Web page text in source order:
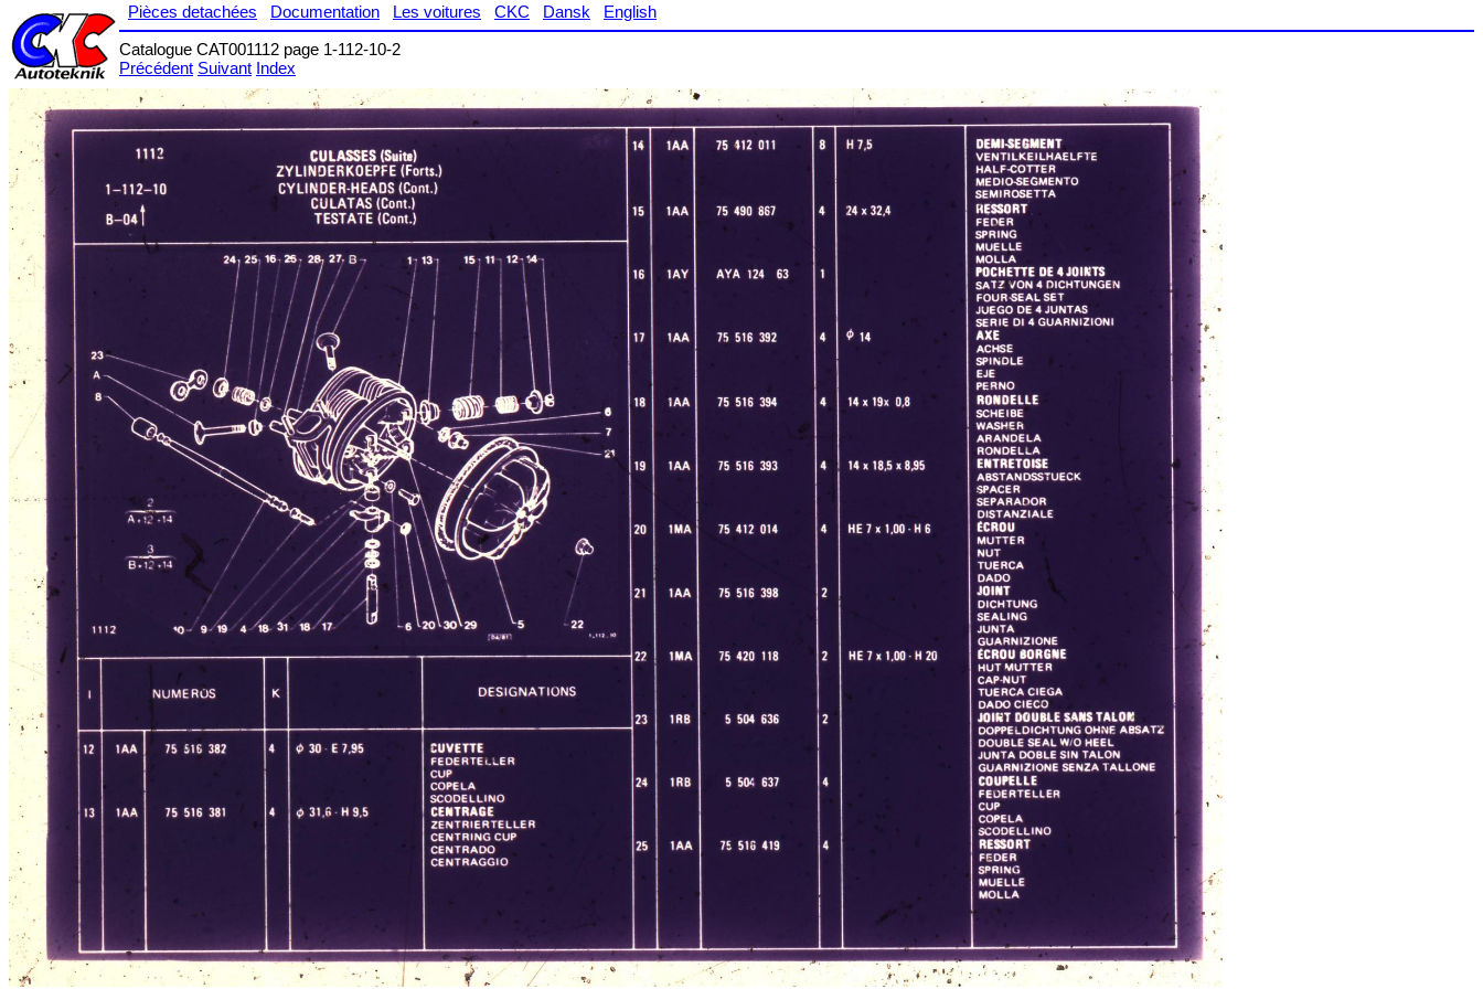
Pièces detachées Documentation Les voitures CKC Dansk
English
Catalogue CAT001112 page 1-112-10-2
Précédent Suivant Index